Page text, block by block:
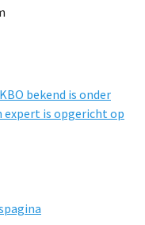
bekend is onder
expert is opgericht op